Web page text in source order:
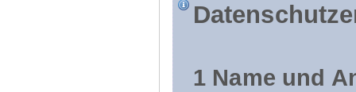
1 Name und